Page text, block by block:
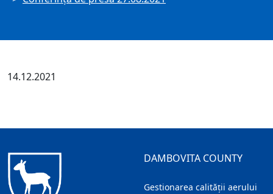
14.12.2021
DAMBOVITA COUNTY
Gestionarea calității aerului